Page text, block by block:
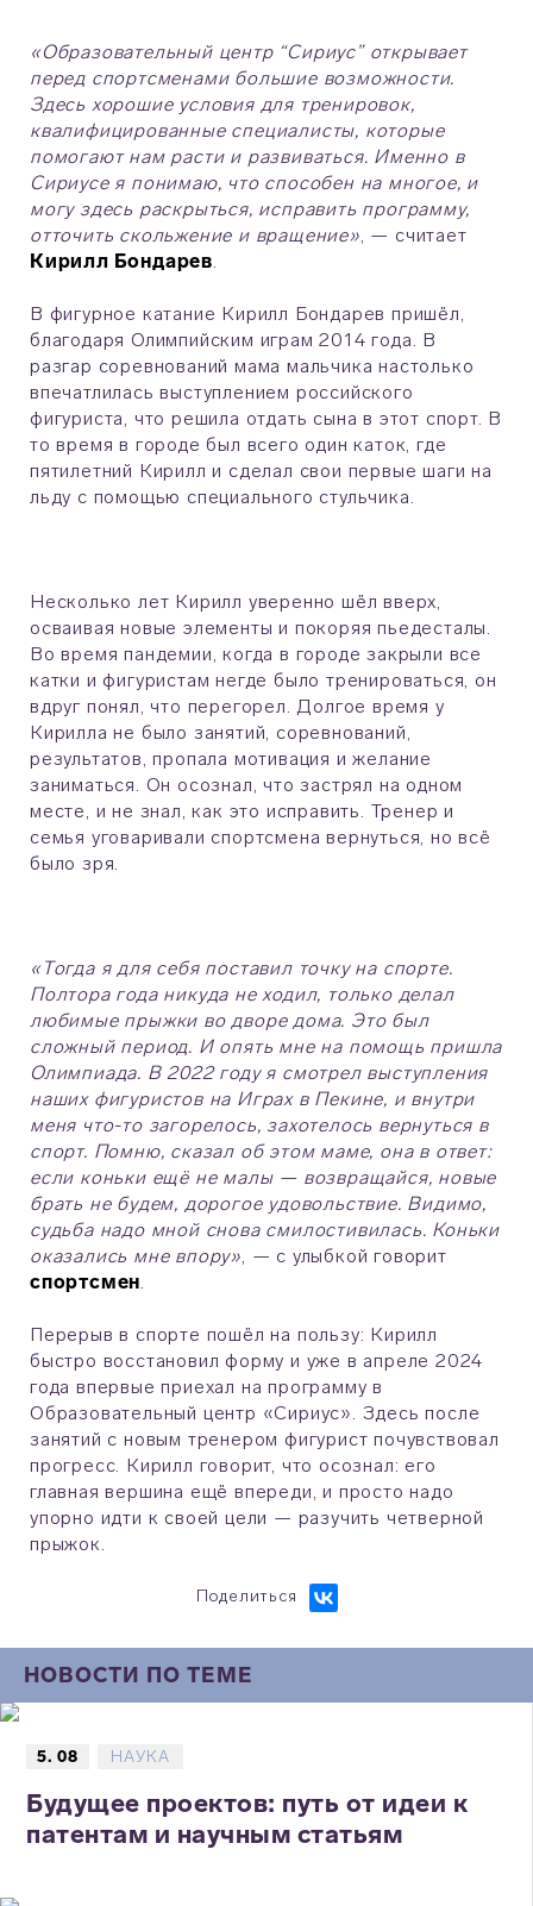
«Образовательный центр “Сириус” открывает
перед спортсменами большие возможности.
Здесь хорошие условия для тренировок,
квалифицированные специалисты, которые
помогают нам расти и развиваться. Именно в
Сириусе я понимаю, что способен на многое, и
могу здесь раскрыться, исправить программу,
отточить скольжение и вращение», — считает
Кирилл Бондарев.
В фигурное катание Кирилл Бондарев пришёл,
благодаря Олимпийским играм 2014 года. В
разгар соревнований мама мальчика настолько
впечатлилась выступлением российского
фигуриста, что решила отдать сына в этот спорт. В
то время в городе был всего один каток, где
пятилетний Кирилл и сделал свои первые шаги на
льду с помощью специального стульчика.
Несколько лет Кирилл уверенно шёл вверх,
осваивая новые элементы и покоряя пьедесталы.
Во время пандемии, когда в городе закрыли все
катки и фигуристам негде было тренироваться, он
вдруг понял, что перегорел. Долгое время у
Кирилла не было занятий, соревнований,
результатов, пропала мотивация и желание
заниматься. Он осознал, что застрял на одном
месте, и не знал, как это исправить. Тренер и
семья уговаривали спортсмена вернуться, но всё
было зря.
«Тогда я для себя поставил точку на спорте.
Полтора года никуда не ходил, только делал
любимые прыжки во дворе дома. Это был
сложный период. И опять мне на помощь пришла
Олимпиада. В 2022 году я смотрел выступления
наших фигуристов на Играх в Пекине, и внутри
меня что-то загорелось, захотелось вернуться в
спорт. Помню, сказал об этом маме, она в ответ:
если коньки ещё не малы — возвращайся, новые
брать не будем, дорогое удовольствие. Видимо,
судьба надо мной снова смилостивилась. Коньки
оказались мне впору», — с улыбкой говорит
спортсмен.
Перерыв в спорте пошёл на пользу: Кирилл
быстро восстановил форму и уже в апреле 2024
года впервые приехал на программу в
Образовательный центр «Сириус». Здесь после
занятий с новым тренером фигурист почувствовал
прогресс. Кирилл говорит, что осознал: его
главная вершина ещё впереди, и просто надо
упорно идти к своей цели — разучить четверной
прыжок.
Поделиться
НОВОСТИ ПО ТЕМЕ
5. 08 НАУКА
Будущее проектов: путь от идеи к
патентам и научным статьям